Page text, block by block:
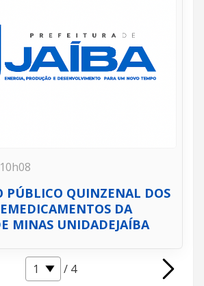
PÚBLICO QUINZENAL DOS
DA
MINAS UNIDADEJAÍBA
/ 4